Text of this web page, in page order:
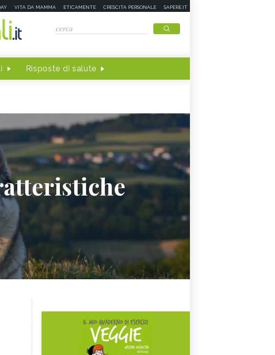
VITA DA MAMMA ETICAMENTE CRESCITA PERSONALE SAPERE.IT
Risposte di salute